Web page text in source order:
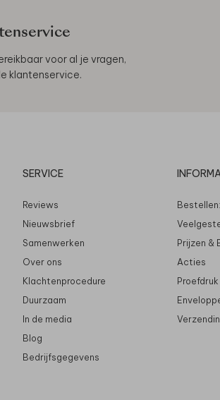
voor al je vragen,
klantenservice.
SERVICE
Reviews
Nieuwsbrief
Samenwerken
Over ons
Klachtenprocedure
Duurzaam
In de media
Blog
Bedrijfsgegevens
Prijzen &
Acties